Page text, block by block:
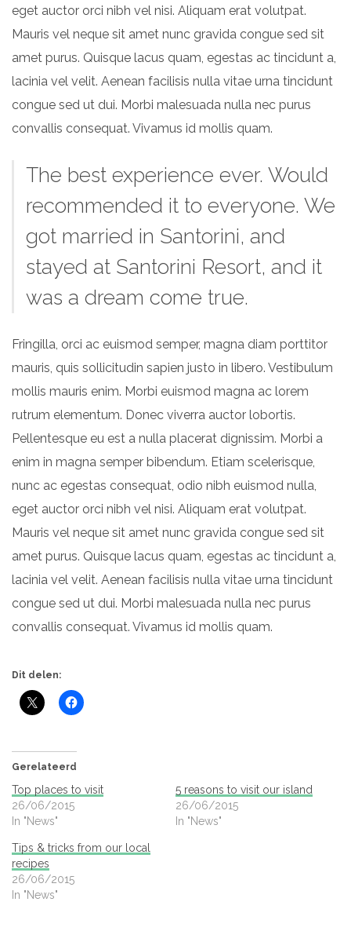
eget auctor orci nibh vel nisi. Aliquam erat volutpat.
Mauris vel neque sit amet nunc gravida congue sed sit
amet purus. Quisque lacus quam, egestas ac tincidunt a,
lacinia vel velit. Aenean facilisis nulla vitae urna tincidunt
congue sed ut dui. Morbi malesuada nulla nec purus
convallis consequat. Vivamus id mollis quam.
The best experience ever. Would
recommended it to everyone. We
got married in Santorini, and
stayed at Santorini Resort, and it
was a dream come true.
Fringilla, orci ac euismod semper, magna diam porttitor
mauris, quis sollicitudin sapien justo in libero. Vestibulum
mollis mauris enim. Morbi euismod magna ac lorem
rutrum elementum. Donec viverra auctor lobortis.
Pellentesque eu est a nulla placerat dignissim. Morbi a
enim in magna semper bibendum. Etiam scelerisque,
nunc ac egestas consequat, odio nibh euismod nulla,
eget auctor orci nibh vel nisi. Aliquam erat volutpat.
Mauris vel neque sit amet nunc gravida congue sed sit
amet purus. Quisque lacus quam, egestas ac tincidunt a,
lacinia vel velit. Aenean facilisis nulla vitae urna tincidunt
congue sed ut dui. Morbi malesuada nulla nec purus
convallis consequat. Vivamus id mollis quam.
Dit delen:
Gerelateerd
Top places to visit
26/06/2015
In "News"
5 reasons to visit our island
26/06/2015
In "News"
Tips & tricks from our local
recipes
26/06/2015
In "News"